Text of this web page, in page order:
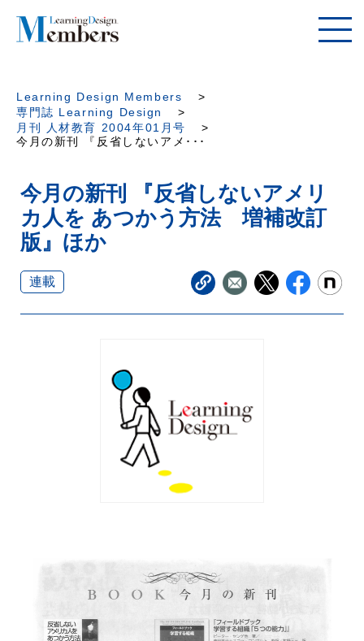
Learning Design Members
専門誌 Learning Design
月刊 人材教育 2004年01月号
今月の新刊 『反省しないアメ･･･
今月の新刊 『反省しないアメリ
カ人を あつかう方法 増補改訂
版』ほか
連載